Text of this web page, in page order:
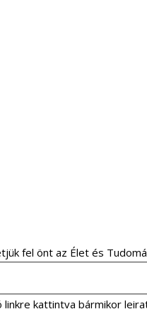
fel önt az Élet és
linkre kattintva bármikor